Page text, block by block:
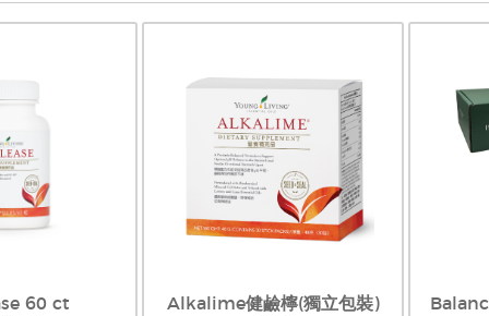
60 ct
Alkalime健鹼檸(獨立包裝)